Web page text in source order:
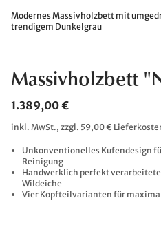
Modernes Massivholzbett mit
trendigem Dunkelgrau
Massivholzbett
1.389,00 €
inkl. MwSt., zzgl. 59,00 €
Unkonventionelles Kufendesign
Reinigung
Handwerklich perfekt
Wildeiche
Vier Kopfteilvarianten für